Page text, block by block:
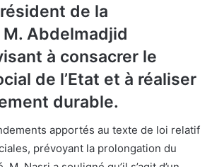
de la
Abdelmadjid
à consacrer le
de l’Etat et à réaliser
durable.
apportés au texte de loi relatif
prévoyant la prolongation du